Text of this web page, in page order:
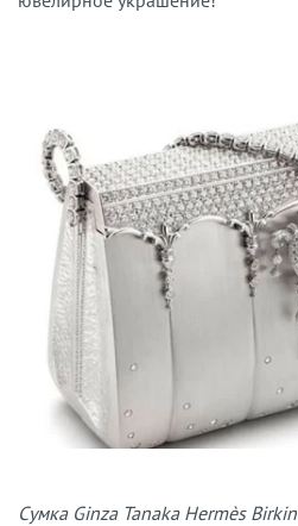
Сумка Ginza Tanaka Hermès Birkin